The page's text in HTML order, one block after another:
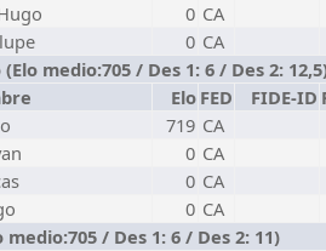
0 CA
0 CA
medio:705 / Des 1: 6 / Des 2:
Elo FED FIDE-ID
719 CA
0 CA
0 CA
0 CA
/ Des 1: 6 / Des 2: 11)